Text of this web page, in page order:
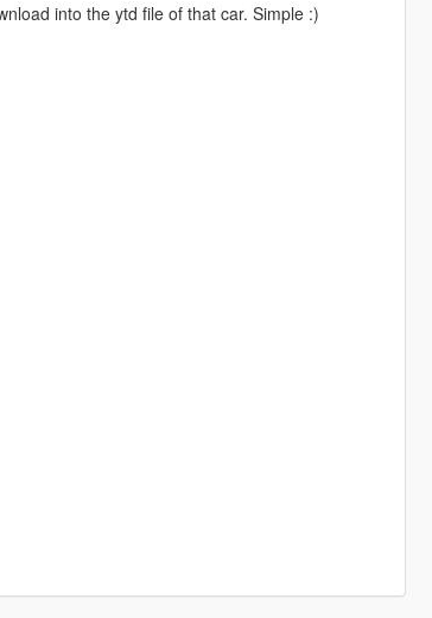
into the ytd file of that car. Simple :)